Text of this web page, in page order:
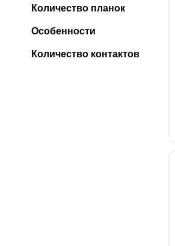
Количество планок
Особенности
Количество контактов